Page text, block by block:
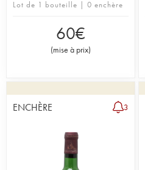
Lot de 1 bouteille | 0 enchère
60€
(mise à prix)
ENCHÈRE 3